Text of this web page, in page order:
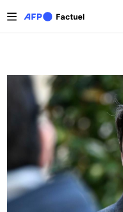
Factuel
Onglets